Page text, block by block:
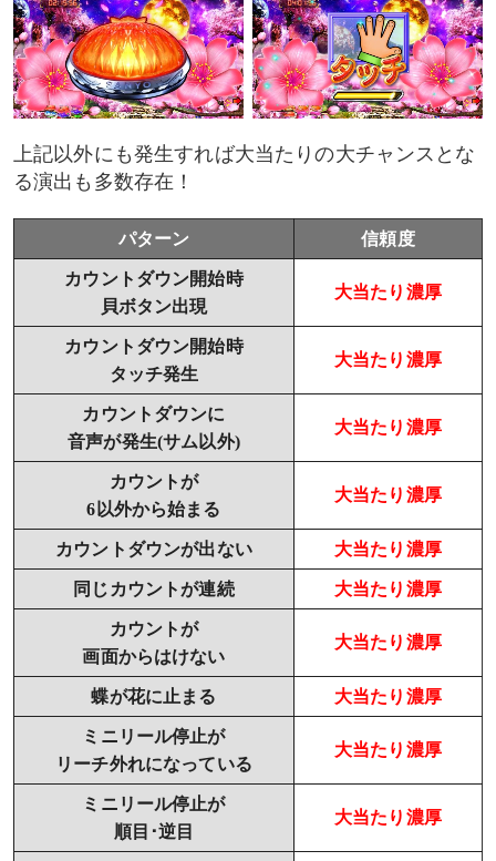
上記以外にも発生すれば大当たりの大チャンスとな
る演出も多数存在！
パターン 信頼度
カウントダウン開始時
貝ボタン出現
大当たり濃厚
カウントダウン開始時
タッチ発生
大当たり濃厚
カウントダウンに
音声が発生(サム以外)
大当たり濃厚
カウントが
6以外から始まる
大当たり濃厚
カウントダウンが出ない 大当たり濃厚
同じカウントが連続 大当たり濃厚
カウントが
画面からはけない
大当たり濃厚
蝶が花に止まる 大当たり濃厚
ミニリール停止が
リーチ外れになっている
大当たり濃厚
ミニリール停止が
順目･逆目
大当たり濃厚